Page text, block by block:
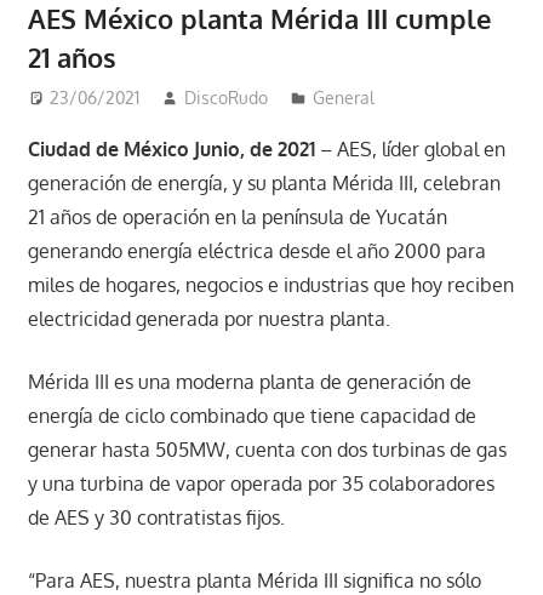
AES México planta Mérida III cumple
21 años
23/06/2021 DiscoRudo General
Ciudad de México Junio, de 2021 – AES, líder global en
generación de energía, y su planta Mérida III, celebran
21 años de operación en la península de Yucatán
generando energía eléctrica desde el año 2000 para
miles de hogares, negocios e industrias que hoy reciben
electricidad generada por nuestra planta.
Mérida III es una moderna planta de generación de
energía de ciclo combinado que tiene capacidad de
generar hasta 505MW, cuenta con dos turbinas de gas
y una turbina de vapor operada por 35 colaboradores
de AES y 30 contratistas fijos.
“Para AES, nuestra planta Mérida III significa no sólo